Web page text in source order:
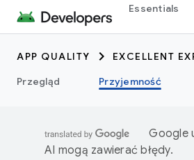
Essentials
APP QUALITY
EXCELLENT
Przegląd
Przyjemność
Google
AI mogą zawierać błędy.